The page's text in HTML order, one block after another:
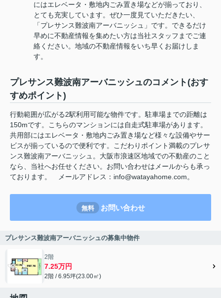
にはエレベータ・敷地内ごみ置き場などが揃っており、
とても充実しています。ぜひ一度見ていただきたい、
「プレサンス難波南アーバニッシュ」です。できるだけ
早めに不動産情報を集めたい方は当社スタッフまでご連
絡ください。地域の不動産情報をいち早くお届けしま
す。
プレサンス難波南アーバニッシュのコメント(おす
すめポイント)
行動範囲が広がる2駅利用可能な物件です。駐車場までの距離は
150mです。こちらのマンションには自走式駐車場があります。
共用部にはエレベータ・敷地内ごみ置き場など様々な設備やサー
ビスが揃っているので便利です。こだわりポイント満載のプレサ
ンス難波南アーバニッシュ。大阪市浪速区地域での不動産のこと
なら、当社へお任せください。お問い合わせはメールからも承っ
ております。 メールアドレス：info@watayahome.com。
無料 お問い合わせ
プレサンス難波南アーバニッシュの募集中物件
2階
7.25万円
2階 / 6.95坪(23.00㎡)